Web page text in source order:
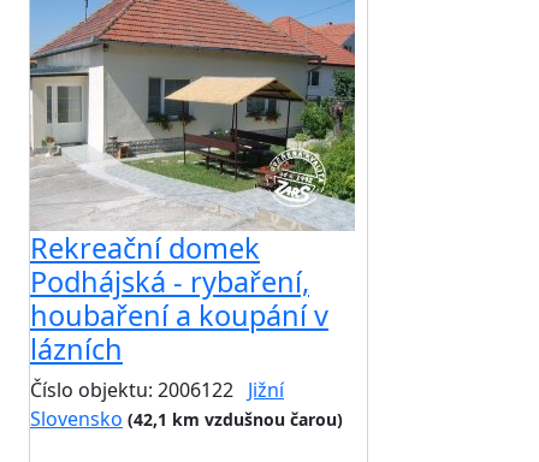
Rekreační domek
Podhájská - rybaření,
houbaření a koupání v
lázních
Číslo objektu: 2006122 Jižní
Slovensko (42,1 km vzdušnou čarou)